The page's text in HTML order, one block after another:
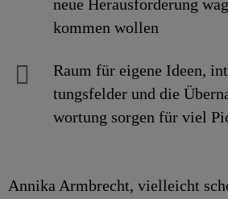
neue Heraus­forderung
kommen wollen
Raum für eigene Ideen,
tungs­felder und die
wor­tung sorgen für viel
Annika Armbrecht, vielleicht